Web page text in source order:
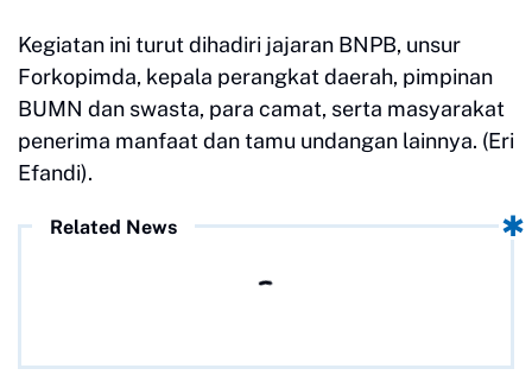
Kegiatan ini turut dihadiri jajaran BNPB, unsur
Forkopimda, kepala perangkat daerah, pimpinan
BUMN dan swasta, para camat, serta masyarakat
penerima manfaat dan tamu undangan lainnya. (Eri
Efandi).
Related News